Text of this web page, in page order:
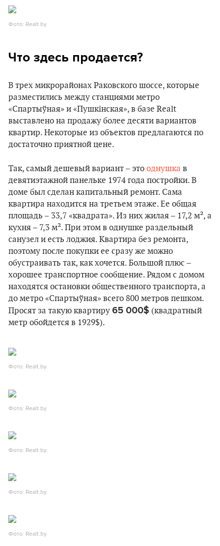
Фото: Realt.by.
Что здесь продается?
В трех микрорайонах Раковского шоссе, которые
разместились между станциями метро
«Спартыўная» и «Пушкінская», в базе Realt
выставлено на продажу более десяти вариантов
квартир. Некоторые из объектов предлагаются по
достаточно приятной цене.
Так, самый дешевый вариант – это однушка в
девятиэтажной панельке 1974 года постройки. В
доме был сделан капитальный ремонт. Сама
квартира находится на третьем этаже. Ее общая
площадь – 33,7 «квадрата». Из них жилая – 17,2 м², а
кухня – 7,3 м². При этом в однушке раздельный
санузел и есть лоджия. Квартира без ремонта,
поэтому после покупки ее сразу же можно
обустраивать так, как хочется. Большой плюс –
хорошее транспортное сообщение. Рядом с домом
находятся остановки общественного транспорта, а
до метро «Спартыўная» всего 800 метров пешком.
Просят за такую квартиру 65 000$ (квадратный
метр обойдется в 1929$).
Фото: Realt.by.
Фото: Realt.by.
Фото: Realt.by.
Фото: Realt.by.
Фото: Realt.by.